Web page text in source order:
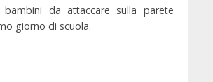
bambini da attaccare sulla parete
giorno di scuola.